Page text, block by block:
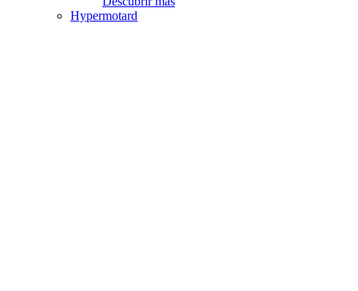
Hypermotard